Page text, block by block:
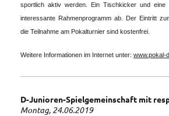
sportlich aktiv werden. Ein Tischkicker und eine
interessante Rahmenprogramm ab. Der Eintritt
die Teilnahme am Pokalturnier sind kostenfrei.
Weitere Informationen im Internet unter: www.pokal-
D-Junioren-Spielgemeinschaft mit
Montag, 24.06.2019